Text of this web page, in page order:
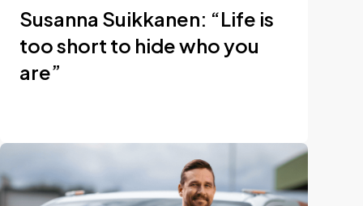
Susanna Suikkanen: “Life is
too short to hide who you
are”